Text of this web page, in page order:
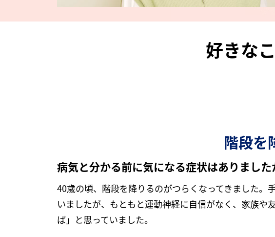
好きな
階段を
病気と分かる前に気になる症状はありました
40歳の頃、階段を降りるのがつらくなってきました。
いましたが、もともと運動神経に自信がなく、家族や
ば」と思っていました。